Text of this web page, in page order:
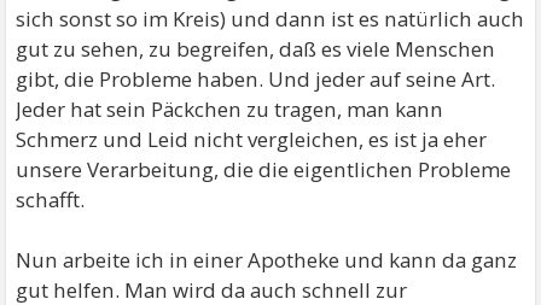
sich sonst so im Kreis) und dann ist es natürlich auch
gut zu sehen, zu begreifen, daß es viele Menschen
gibt, die Probleme haben. Und jeder auf seine Art.
Jeder hat sein Päckchen zu tragen, man kann
Schmerz und Leid nicht vergleichen, es ist ja eher
unsere Verarbeitung, die die eigentlichen Probleme
schafft.
Nun arbeite ich in einer Apotheke und kann da ganz
gut helfen. Man wird da auch schnell zur